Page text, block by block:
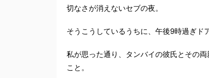
切なさが消えないセブの夜。
そうこうしているうちに、午後9時過ぎド
私が思った通り、タンバイの彼氏とその
こと。